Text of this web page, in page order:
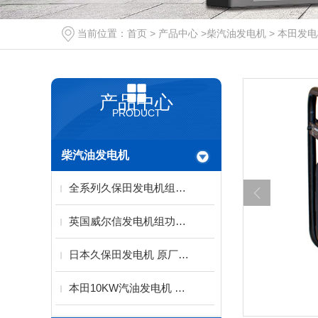
当前位置： 首页 > 产品中心 >柴汽油发电机 > 本田发
产品中心
PRODUCT
柴汽油发电机
全系列久保田发电机组（西安）服务代理中心
英国威尔信发电机组功率范围9.5-2500KVA
日本久保田发电机 原厂水冷动力配备稀土永磁电机
本田10KW汽油发电机 单三相电启动KH-10000T